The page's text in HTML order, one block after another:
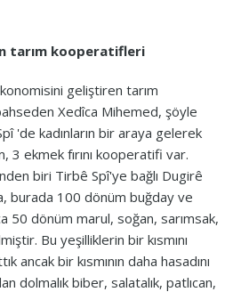
tarım kooperatifleri
geliştiren tarım
Xedîca Mihemed, şöyle
'de kadınların bir araya gelerek
3 ekmek fırını kooperatifi var.
biri Tirbê Spî'ye bağlı Dugirê
burada 100 dönüm buğday ve
50 dönüm marul, soğan, sarımsak,
Bu yeşilliklerin bir kısmını
ancak bir kısmının daha hasadını
dolmalık biber, salatalık, patlıcan,